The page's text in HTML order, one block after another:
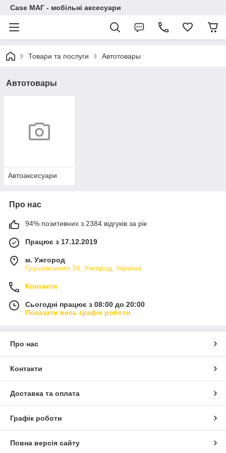
Case МАГ - мобільні аксесуари
Товари та послуги Автотовары
Автотовары
Автоаксесуари
Про нас
94% позитивних з 2384 відгуків за рік
Працює з 17.12.2019
м. Ужгород
Грушевського 34, Ужгород, Україна
Контакти
Сьогодні працює з 08:00 до 20:00
Показати весь графік роботи
Про нас
Контакти
Доставка та оплата
Графік роботи
Повна версія сайту